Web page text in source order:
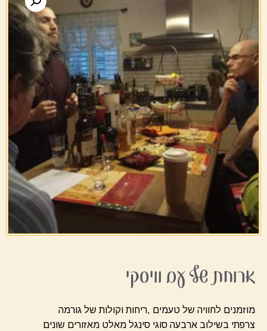
ארוחת שף עם וויסקי
מוזמנים לחוויה של טעמים ,ריחות וקולות של גורמה
צרפתי בשילוב ארבעה סוגי סינגל מאלט מאזורים שונים